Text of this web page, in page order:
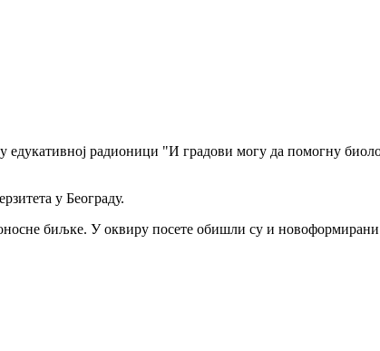
радионици "И градови могу да помогну
у Београду.
биљке. У оквиру посете обишли су и новоформирани